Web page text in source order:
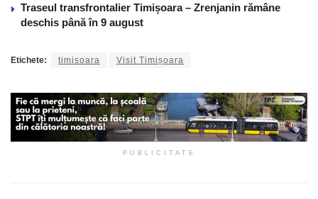
Traseul transfrontalier Timișoara – Zrenjanin rămâne
deschis până în 9 august
Etichete: timisoara Visit Timișoara
PUBLICITATE